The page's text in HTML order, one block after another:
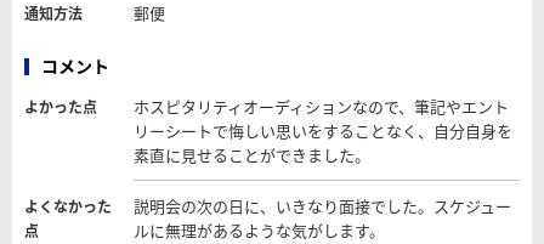
通知方法 郵便
コメント
よかった点
ホスピタリティオーディションなので、筆記やエント
リーシートで悔しい思いをすることなく、自分自身を
素直に見せることができました。
よくなかった
点
説明会の次の日に、いきなり面接でした。スケジュー
ルに無理があるような気がします。